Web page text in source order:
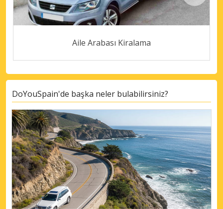
Aile Arabası Kiralama
DoYouSpain'de başka neler bulabilirsiniz?